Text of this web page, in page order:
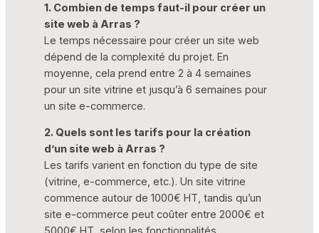
1. Combien de temps faut-il pour créer un
site web à Arras ?
Le temps nécessaire pour créer un site web
dépend de la complexité du projet. En
moyenne, cela prend entre 2 à 4 semaines
pour un site vitrine et jusqu’à 6 semaines pour
un site e-commerce.
2. Quels sont les tarifs pour la création
d’un site web à Arras ?
Les tarifs varient en fonction du type de site
(vitrine, e-commerce, etc.). Un site vitrine
commence autour de 1000€ HT, tandis qu’un
site e-commerce peut coûter entre 2000€ et